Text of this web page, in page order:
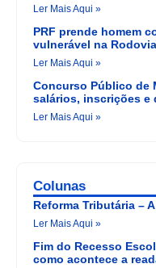
Ler Mais Aqui »
PRF prende homem
vulnerável na
Ler Mais Aqui »
Concurso Público de
salários, inscrições e
Ler Mais Aqui »
Colunas
Reforma Tributária –
Ler Mais Aqui »
Fim do Recesso
como acontece a